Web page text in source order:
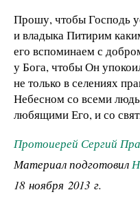
Прошу, чтобы Господь
и владыка Питирим
его вспоминаем с
у Бога, чтобы Он
не только в селениях
Небесном со всеми
любящими Его, и со
Протоиерей Сергий
Материал подготовил
18 ноября 2013 г.